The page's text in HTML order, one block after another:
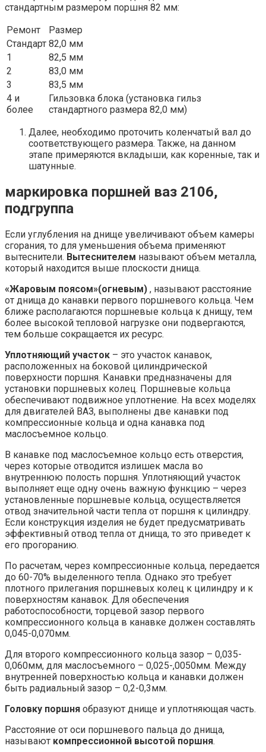
стандартным размером поршня 82 мм:
Ремонт
Размер
Стандарт 82,0 мм
1
82,5 мм
2
83,0 мм
3
83,5 мм
4 и
более
Гильзовка блока (установка гильз
стандартного размера 82,0 мм)
Далее, необходимо проточить коленчатый вал до
соответствующего размера. Также, на данном
этапе примеряются вкладыши, как коренные, так и
шатунные.
маркировка поршней ваз 2106,
подгруппа
Если углубления на днище увеличивают объем камеры
сгорания, то для уменьшения объема применяют
вытеснители. Вытеснителем называют объем металла,
который находится выше плоскости днища.
«Жаровым поясом»(огневым) , называют расстояние
от днища до канавки первого поршневого кольца. Чем
ближе располагаются поршневые кольца к днищу, тем
более высокой тепловой нагрузке они подвергаются,
тем больше сокращается их ресурс.
Уплотняющий участок – это участок канавок,
расположенных на боковой цилиндрической
поверхности поршня. Канавки предназначены для
установки поршневых колец. Поршневые кольца
обеспечивают подвижное уплотнение. На всех моделях
для двигателей ВАЗ, выполнены две канавки под
компрессионные кольца и одна канавка под
маслосъемное кольцо.
В канавке под маслосъемное кольцо есть отверстия,
через которые отводится излишек масла во
внутреннюю полость поршня. Уплотняющий участок
выполняет еще одну очень важную функцию – через
установленные поршневые кольца, осуществляется
отвод значительной части тепла от поршня к цилиндру.
Если конструкция изделия не будет предусматривать
эффективный отвод тепла от днища, то это приведет к
его прогоранию.
По расчетам, через компрессионные кольца, передается
до 60-70% выделенного тепла. Однако это требует
плотного прилегания поршневых колец к цилиндру и к
поверхностям канавок. Для обеспечения
работоспособности, торцевой зазор первого
компрессионного кольца в канавке должен составлять
0,045-0,070мм.
Для второго компрессионного кольца зазор – 0,035-
0,060мм, для маслосъемного – 0,025-,0050мм. Между
внутренней поверхностью кольца и канавки должен
быть радиальный зазор – 0,2-0,3мм.
Головку поршня образуют днище и уплотняющая часть.
Расстояние от оси поршневого пальца до днища,
называют компрессионной высотой поршня.